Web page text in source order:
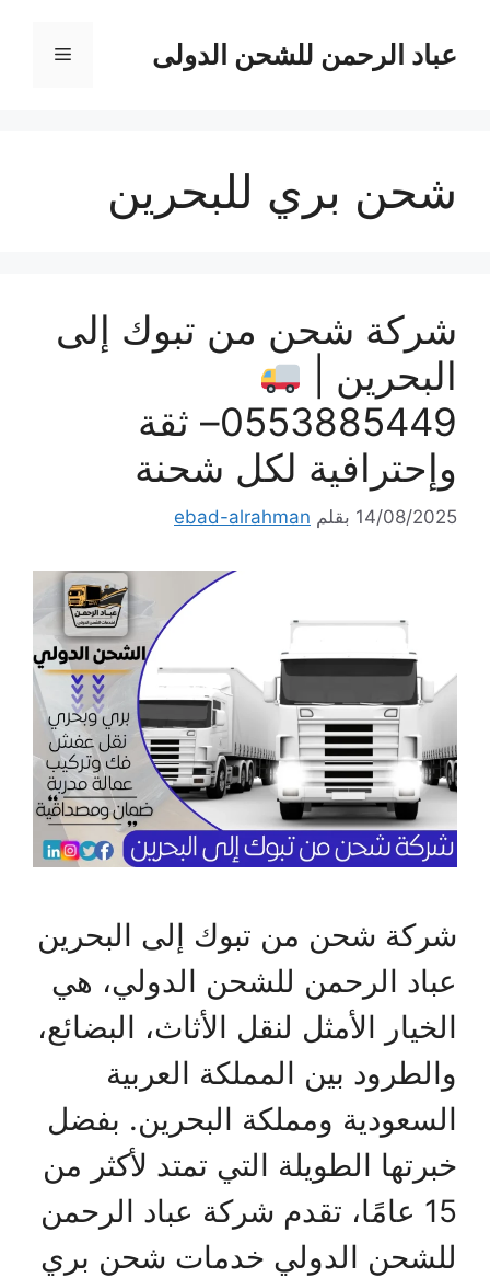
المحتوىعباد الرحمن للشحن الدولى القائمة
شحن بري للبحرين
شركة شحن من تبوك إلى
البحرين |
0553885449– ثقة
وإحترافية لكل شحنة
14/08/2025 بقلم ebad-alrahman
شركة شحن من تبوك إلى البحرين
عباد الرحمن للشحن الدولي، هي
الخيار الأمثل لنقل الأثاث، البضائع،
والطرود بين المملكة العربية
السعودية ومملكة البحرين. بفضل
خبرتها الطويلة التي تمتد لأكثر من
15 عامًا، تقدم شركة عباد الرحمن
للشحن الدولي خدمات شحن بري